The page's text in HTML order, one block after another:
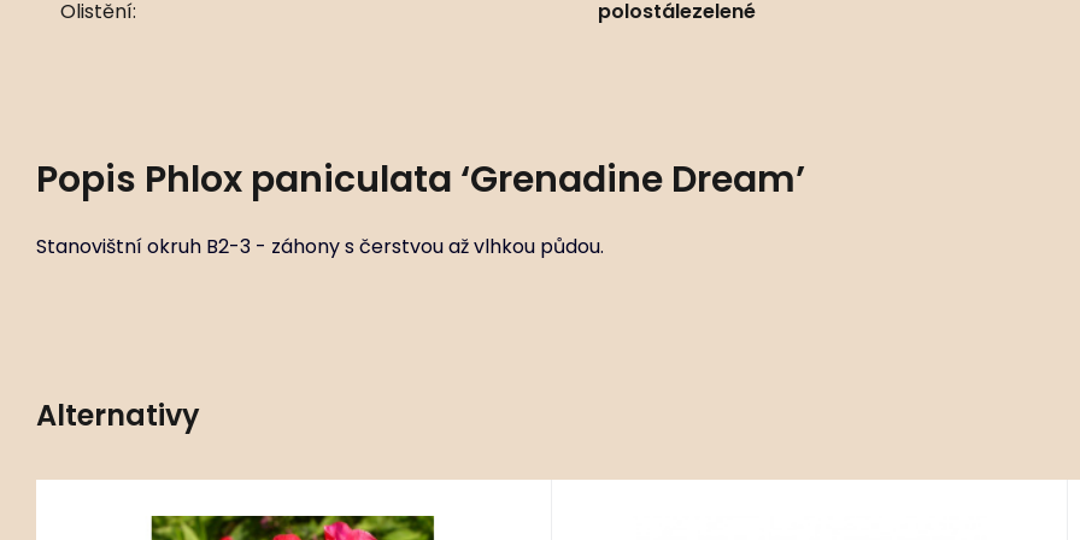
Olistění: polostálezelené
Popis Phlox paniculata ‘Grenadine Dream’
Stanovištní okruh B2-3 - záhony s čerstvou až vlhkou půdou.
Alternativy
Kód:ART01930